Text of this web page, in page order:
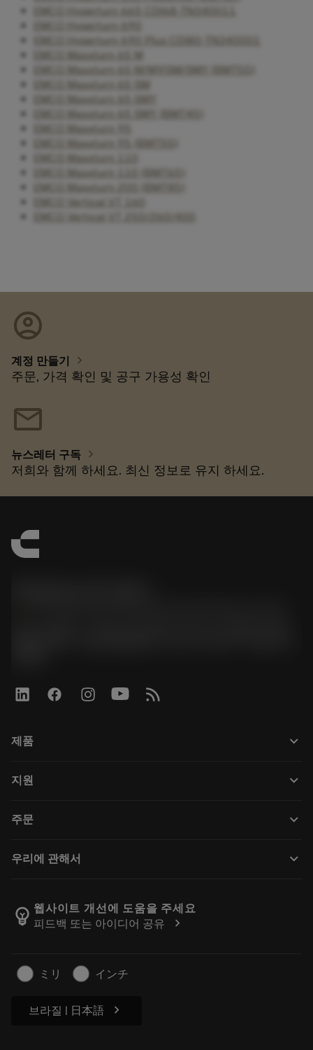
EMCO Hyperturn 665 CDI68-TN340011
EMCO Hyperturn 690
EMCO Hyperturn 690 Plus CDI80-TN340001
EMCO Maxxturn 65 M
EMCO Maxxturn 65 M/MY/SM/SMY (BMT55)
EMCO Maxxturn 65 SM
EMCO Maxxturn 65 SMY
EMCO Maxxturn 65 SMY (BMT45)
EMCO Maxxturn 95
EMCO Maxxturn 95 (BMT55)
EMCO Maxxturn 110
EMCO Maxxturn 110 (BMT65)
EMCO Maxxturn 200 (BMT85)
EMCO Vertical VT 160
EMCO Vertical VT 250/260/400
account_circle
계정 만들기 chevron_right
주문, 가격 확인 및 공구 가용성 확인
mail
뉴스레터 구독 chevron_right
저희와 함께 하세요. 최신 정보로 유지 하세요.
제품 keyboard_arrow_down
모든 소프트웨어
재연마
지원 keyboard_arrow_down
유통업체 및 전문업체
계산기 및 앱
주문 keyboard_arrow_down
주문
주문 추적하기
견적을 작성하세요
우리에 관해서 keyboard_arrow_down
Manufacturing Wellness
경력
기사
프레스용
emoji_objects 웹사이트 개선에 도움을 주세요
피드백 또는 아이디어 공유
chevron_right
ミリ インチ
브라질 | 日本語 chevron_right